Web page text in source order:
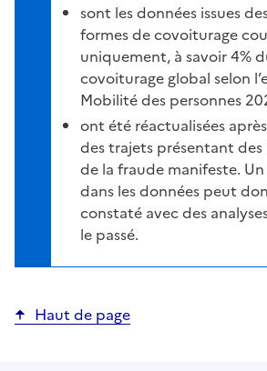
sont les données issues
formes de covoiturage
uniquement, à savoir 4%
covoiturage global selon
Mobilité des personnes
ont été réactualisées
des trajets présentant des
de la fraude manifeste.
dans les données peut
constaté avec des
le passé.
Haut de page